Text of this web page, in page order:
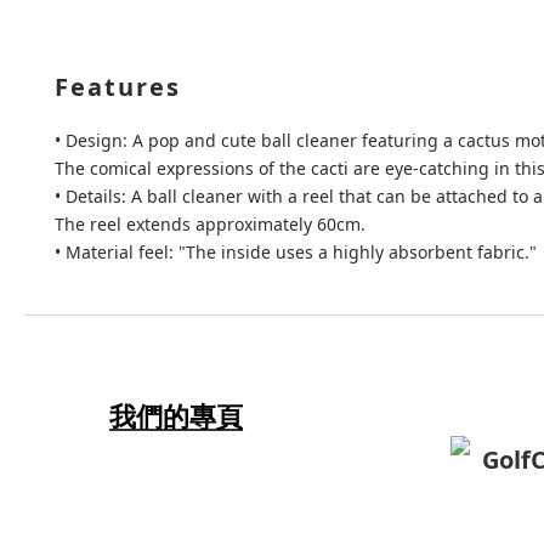
Features
• Design: A pop and cute ball cleaner featuring a cactus
The comical expressions of the cacti are eye-catching in
• Details: A ball cleaner with a reel that can be attached to
The reel extends approximately 60cm.
• Material feel: "The inside uses a highly absorbent fabric."
我們的專頁